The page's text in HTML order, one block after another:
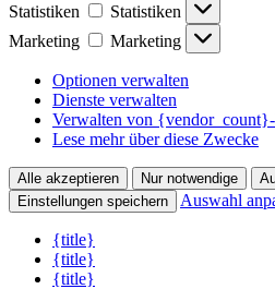
Statistiken
Statistiken
Marketing
Marketing
Optionen verwalten
Dienste verwalten
Verwalten von
Lese mehr über diese Zwecke
Alle akzeptieren Nur notwendige
Einstellungen speichern
Auswahl
{title}
{title}
{title}